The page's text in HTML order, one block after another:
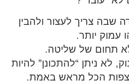
שבה צריך לעצור ולהבין
עמוק יותר.
תחום של שליטה.
לא ניתן “להתכונן” להיות
לצפות הכל מראש באמת.